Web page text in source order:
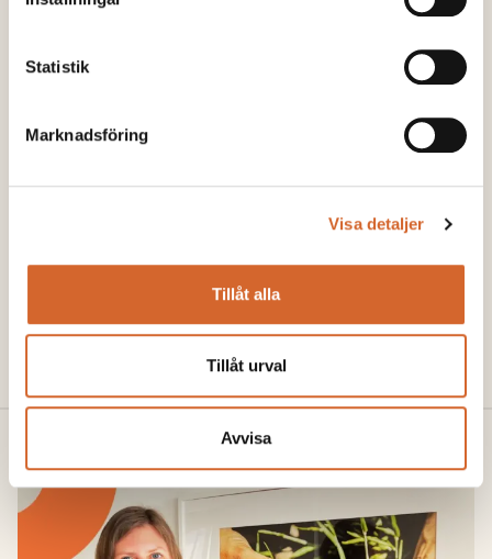
Statistik
Marknadsföring
Visa detaljer
Tillåt alla
Tillåt urval
Avvisa